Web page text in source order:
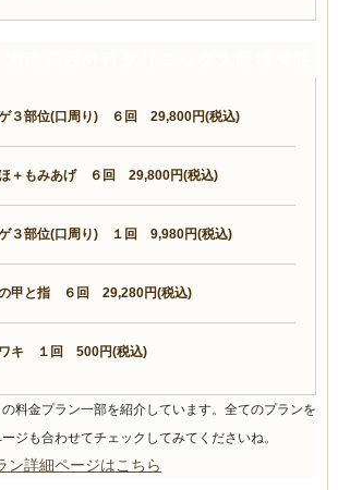
３部位(口周り) ６回 29,800円(税込)
＋もみあげ ６回 29,800円(税込)
３部位(口周り) １回 9,980円(税込)
甲と指 ６回 29,280円(税込)
キ １回 500円(税込)
料金プラン一部を紹介しています。全てのプランを
ジも合わせてチェックしてみてくださいね。
ン詳細ページはこちら